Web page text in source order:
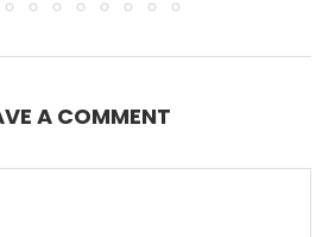
A COMMENT